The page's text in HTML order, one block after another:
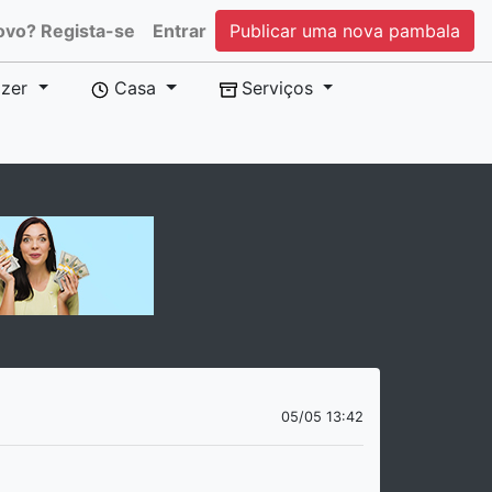
Regista-se Entrar Publicar uma nova pambala
Casa Serviços
05/05 13:42